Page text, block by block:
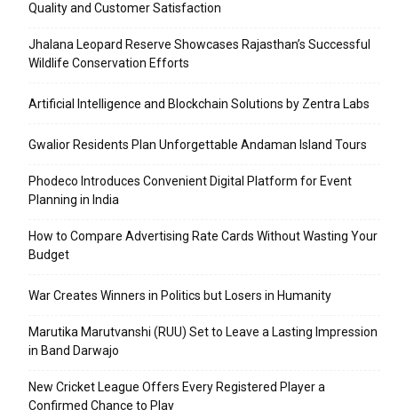
Quality and Customer Satisfaction
Jhalana Leopard Reserve Showcases Rajasthan’s Successful
Wildlife Conservation Efforts
Artificial Intelligence and Blockchain Solutions by Zentra Labs
Gwalior Residents Plan Unforgettable Andaman Island Tours
Phodeco Introduces Convenient Digital Platform for Event
Planning in India
How to Compare Advertising Rate Cards Without Wasting Your
Budget
War Creates Winners in Politics but Losers in Humanity
Marutika Marutvanshi (RUU) Set to Leave a Lasting Impression
in Band Darwajo
New Cricket League Offers Every Registered Player a
Confirmed Chance to Play